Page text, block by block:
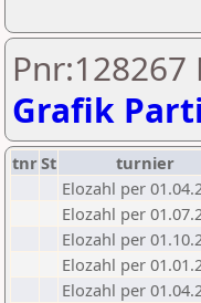
Grafik
tnrSt turnier
Elozahl per
Elozahl per
Elozahl per
Elozahl per
Elozahl per